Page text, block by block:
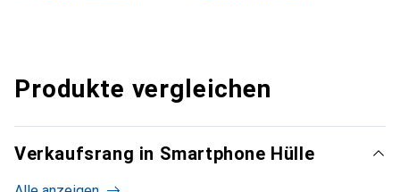
Produkte vergleichen
Verkaufsrang in Smartphone Hülle